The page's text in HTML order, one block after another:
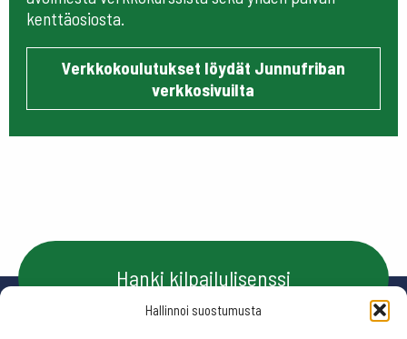
Hallinnoi suostumusta
kenttäosiosta.
Verkkokoulutukset löydät Junnufriban
verkkosivuilta
Hanki kilpailulisenssi